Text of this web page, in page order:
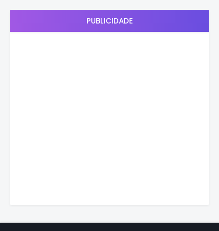
PUBLICIDADE